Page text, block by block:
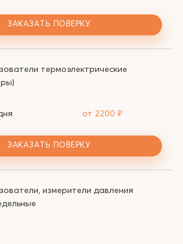
ЗАКАЗАТЬ ПОВЕРКУ
термоэлектрические
от 2200 ₽
ЗАКАЗАТЬ ПОВЕРКУ
измерители давления